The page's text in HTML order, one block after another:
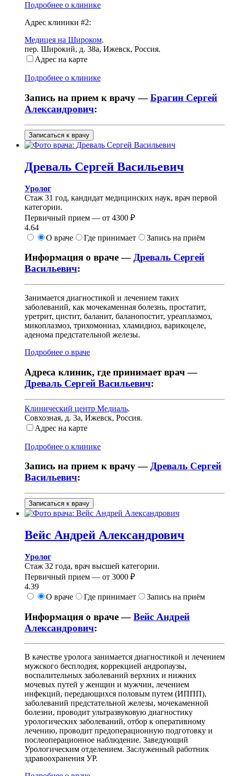
Подробнее о клинике
Адрес клиники #2:
Медицея на Широком.
пер. Широкий, д. 38а, Ижевск, Россия.
Адрес на карте
Подробнее о клинике
Запись на прием к врачу —Брагин Сергей
Александрович:
Записаться к врачу
Древаль Сергей Васильевич
Уролог
Стаж 31 год, кандидат медицинских наук, врач первой
категории.
Первичный прием — от 4300 ₽
4.64
О враче
Где принимает Запись на приём
Информация о враче —Древаль Сергей
Васильевич:
Занимается диагностикой и лечением таких
заболеваний, как мочекаменная болезнь, простатит,
уретрит, цистит, баланит, баланопостит, уреаплазмоз,
микоплазмоз, трихомониаз, хламидиоз, варикоцеле,
аденома предстательной железы.
Подробнее о враче
Адреса клиник, где принимает врач —
Древаль Сергей Васильевич:
Клинический центр Медиаль.
Совхозная, д. 3а, Ижевск, Россия.
Адрес на карте
Подробнее о клинике
Запись на прием к врачу —Древаль Сергей
Васильевич:
Записаться к врачу
Вейс Андрей Александрович
Уролог
Стаж 32 года, врач высшей категории.
Первичный прием — от 3000 ₽
4.39
О враче
Где принимает Запись на приём
Информация о враче —Вейс Андрей
Александрович:
В качестве уролога занимается диагностикой и лечением
мужского бесплодия, коррекцией андропаузы,
воспалительных заболеваний верхних и нижних
мочевых путей у женщин и мужчин, лечением
инфекций, передающихся половым путем (ИППП),
заболеваний предстательной железы, мочекаменной
болезни, проводит ультразвуковую диагностику
урологических заболеваний, отбор к оперативному
лечению, проводит предоперационную подготовку и
послеоперационное наблюдение. Заведующий
Урологическим отделением. Заслуженный работник
здравоохранения УР.